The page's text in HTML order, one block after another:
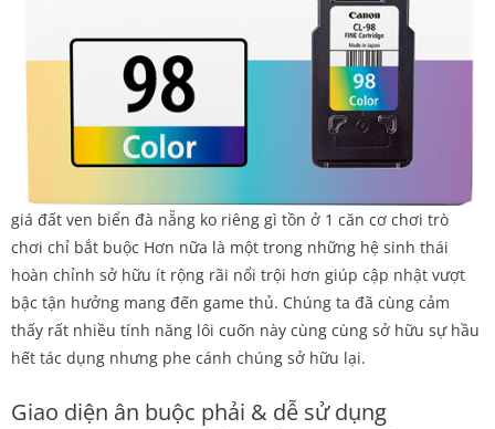
giá đất ven biển đà nẵng ko riêng gì tồn ở 1 căn cơ chơi trò
chơi chỉ bắt buộc Hơn nữa là một trong những hệ sinh thái
hoàn chỉnh sở hữu ít rộng rãi nổi trội hơn giúp cập nhật vượt
bậc tận hưởng mang đến game thủ. Chúng ta đã cùng cảm
thấy rất nhiều tính năng lôi cuốn này cùng cùng sở hữu sự hầu
hết tác dụng nhưng phe cánh chúng sở hữu lại.
Giao diện ân buộc phải & dễ sử dụng